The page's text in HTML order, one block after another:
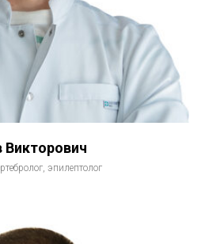
Викторович
эпилептолог